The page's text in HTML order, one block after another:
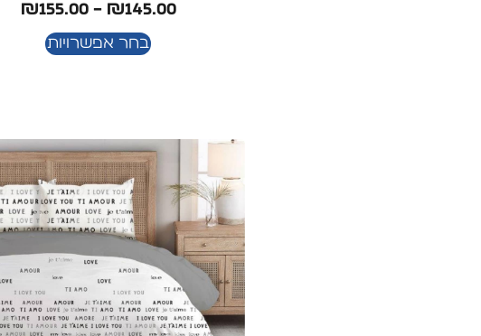
₪145.00
–
₪155.00
בחר אפשרויות